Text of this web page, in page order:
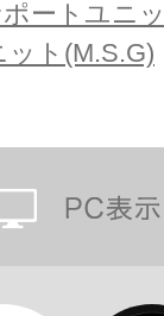
ートユニ
ト(M.S.G)